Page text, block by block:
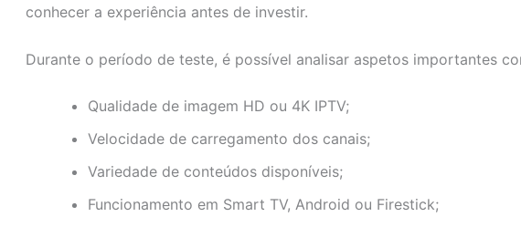
conhecer a experiência antes de investir.
Durante o período de teste, é possível analisar aspetos importantes
Qualidade de imagem HD ou 4K IPTV;
Velocidade de carregamento dos canais;
Variedade de conteúdos disponíveis;
Funcionamento em Smart TV, Android ou Firestick;